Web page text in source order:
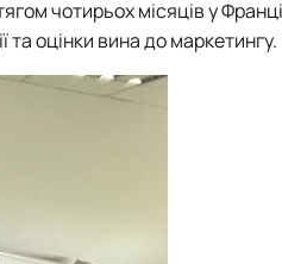
чотирьох місяців у
та оцінки вина до маркетингу.